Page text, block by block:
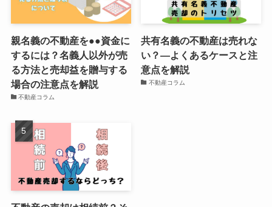
親名義の不動産を●●資金に
するには？名義人以外が売
る方法と売却益を贈与する
場合の注意点を解説
不動産コラム
共有名義の不動産は売れな
い？―よくあるケースと注
意点を解説
不動産コラム